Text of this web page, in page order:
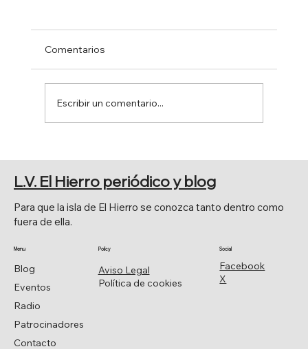
ARMAS.
Comentarios
Escribir un comentario...
Facebook
X
Social
Aviso Legal
Política de cookies
Policy
Blog
Eventos
Radio
Patrocinadores
Contacto
Menu
Para que la isla de El Hierro se conozca tanto dentro como
fuera de ella.
L.V. El Hierro periódico y blog